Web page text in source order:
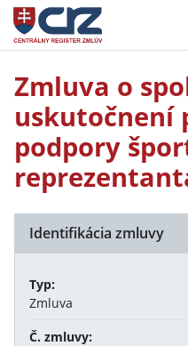
Zmluva o
uskutočnení
podpory
Identifikácia zmluvy
Typ:
Zmluva
Č. zmluvy: